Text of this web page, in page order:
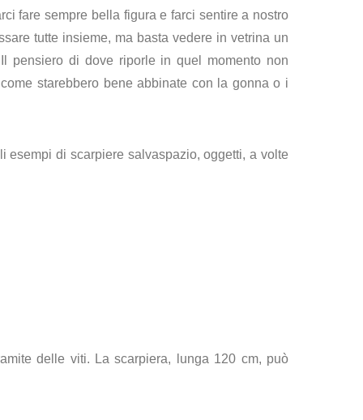
fare sempre bella figura e farci sentire a nostro
tutte insieme, ma basta vedere in vetrina un
pensiero di dove riporle in quel momento non
starebbero bene abbinate con la gonna o i
esempi di scarpiere salvaspazio, oggetti, a volte
delle viti. La scarpiera, lunga 120 cm, può